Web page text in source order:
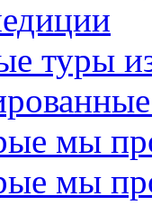
туры
мы
мы